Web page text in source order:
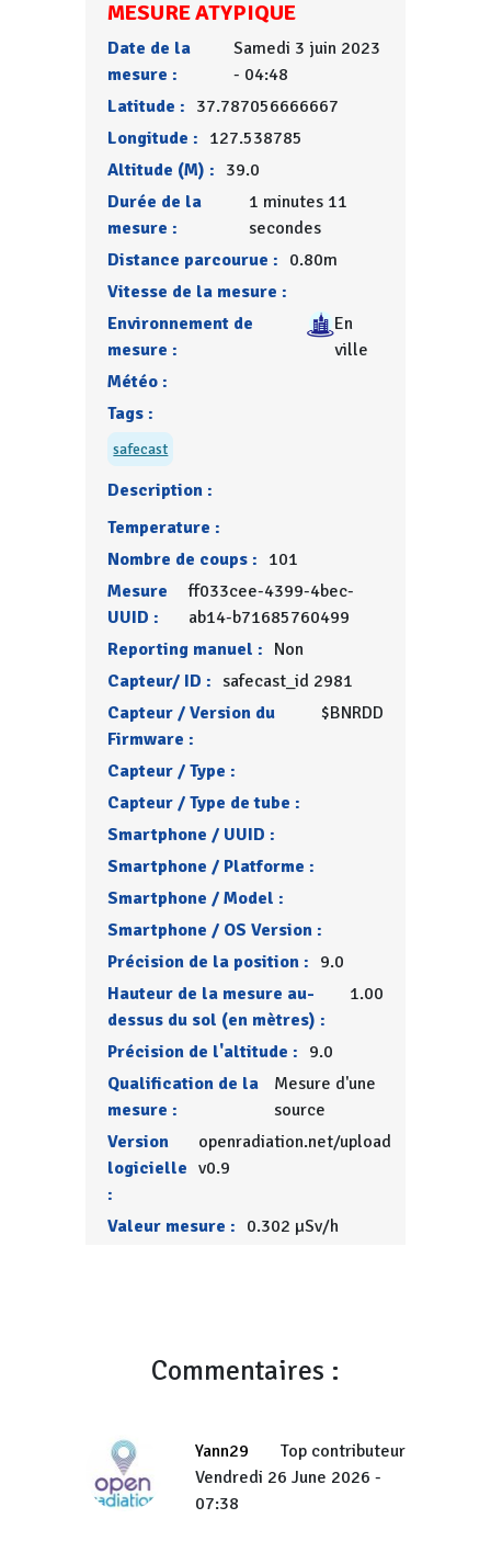
MESURE ATYPIQUE
Date de la
mesure :
Samedi 3 juin 2023
- 04:48
Latitude : 37.787056666667
Longitude : 127.538785
Altitude (M) : 39.0
Durée de la
mesure :
1 minutes 11
secondes
Distance parcourue : 0.80m
Vitesse de la mesure :
Environnement de
mesure :
En
ville
Météo :
Tags :
safecast
Description :
Temperature :
Nombre de coups : 101
Mesure
UUID :
ff033cee-4399-4bec-
ab14-b71685760499
Reporting manuel : Non
Capteur/ ID : safecast_id 2981
Capteur / Version du
Firmware :
$BNRDD
Capteur / Type :
Capteur / Type de tube :
Smartphone / UUID :
Smartphone / Platforme :
Smartphone / Model :
Smartphone / OS Version :
Précision de la position : 9.0
Hauteur de la mesure au-
dessus du sol (en mètres) :
1.00
Précision de l'altitude : 9.0
Qualification de la
mesure :
Mesure d'une
source
Version
logicielle
:
openradiation.net/upload
v0.9
Valeur mesure : 0.302 µSv/h
Commentaires :
Yann29
Top contributeur
Vendredi 26 June 2026 -
07:38